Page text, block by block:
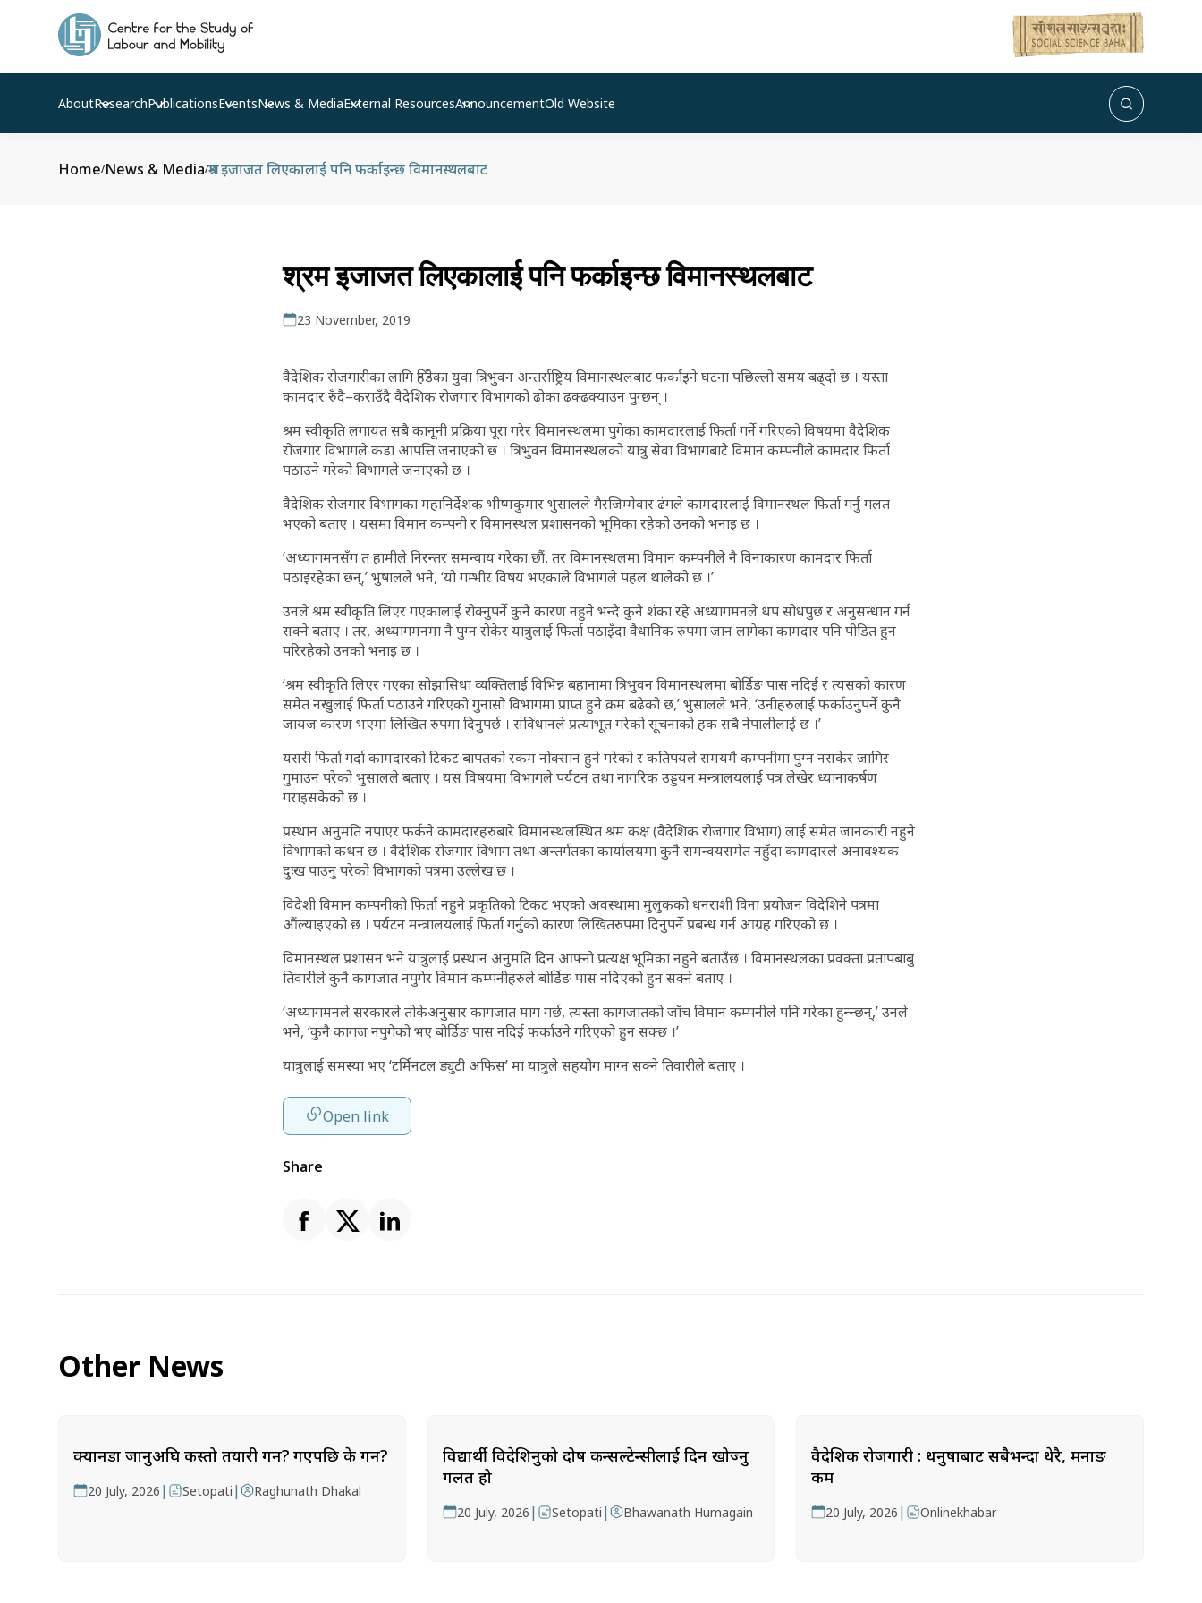
AboutResearchPublicationsEventsNews & MediaExternal ResourcesAnnouncementOld Website
Home/News & Media/श्रम इजाजत लिएकालाई पनि फर्काइन्छ विमानस्थलबाट
श्रम इजाजत लिएकालाई पनि फर्काइन्छ विमानस्थलबाट
23 November, 2019
वैदेशिक रोजगारीका लागि हिँडेका युवा त्रिभुवन अन्तर्राष्ट्रिय विमानस्थलबाट फर्काइने घटना पछिल्लो समय बढ्दो छ । यस्ता
कामदार रुँदै–कराउँदै वैदेशिक रोजगार विभागको ढोका ढक्ढक्याउन पुग्छन् ।
श्रम स्वीकृति लगायत सबै कानूनी प्रक्रिया पूरा गरेर विमानस्थलमा पुगेका कामदारलाई फिर्ता गर्ने गरिएको विषयमा वैदेशिक
रोजगार विभागले कडा आपत्ति जनाएको छ । त्रिभुवन विमानस्थलको यात्रु सेवा विभागबाटै विमान कम्पनीले कामदार फिर्ता
पठाउने गरेको विभागले जनाएको छ ।
वैदेशिक रोजगार विभागका महानिर्देशक भीष्मकुमार भुसालले गैरजिम्मेवार ढंगले कामदारलाई विमानस्थल फिर्ता गर्नु गलत
भएको बताए । यसमा विमान कम्पनी र विमानस्थल प्रशासनको भूमिका रहेको उनको भनाइ छ ।
‘अध्यागमनसँग त हामीले निरन्तर समन्वाय गरेका छौं, तर विमानस्थलमा विमान कम्पनीले नै विनाकारण कामदार फिर्ता
पठाइरहेका छन्,’ भुषालले भने, ‘यो गम्भीर विषय भएकाले विभागले पहल थालेको छ ।’
उनले श्रम स्वीकृति लिएर गएकालाई रोक्नुपर्ने कुनै कारण नहुने भन्दै कुनै शंका रहे अध्यागमनले थप सोधपुछ र अनुसन्धान गर्न
सक्ने बताए । तर, अध्यागमनमा नै पुग्न रोकेर यात्रुलाई फिर्ता पठाइँदा वैधानिक रुपमा जान लागेका कामदार पनि पीडित हुन
परिरहेको उनको भनाइ छ ।
‘श्रम स्वीकृति लिएर गएका सोझासिधा व्यक्तिलाई विभिन्न बहानामा त्रिभुवन विमानस्थलमा बोर्डिङ पास नदिई र त्यसको कारण
समेत नखुलाई फिर्ता पठाउने गरिएको गुनासो विभागमा प्राप्त हुने क्रम बढेको छ,’ भुसालले भने, ‘उनीहरुलाई फर्काउनुपर्ने कुनै
जायज कारण भएमा लिखित रुपमा दिनुपर्छ । संविधानले प्रत्याभूत गरेको सूचनाको हक सबै नेपालीलाई छ ।’
यसरी फिर्ता गर्दा कामदारको टिकट बापतको रकम नोक्सान हुने गरेको र कतिपयले समयमै कम्पनीमा पुग्न नसकेर जागिर
गुमाउन परेको भुसालले बताए । यस विषयमा विभागले पर्यटन तथा नागरिक उड्डयन मन्त्रालयलाई पत्र लेखेर ध्यानाकर्षण
गराइसकेको छ ।
प्रस्थान अनुमति नपाएर फर्कने कामदारहरुबारे विमानस्थलस्थित श्रम कक्ष (वैदेशिक रोजगार विभाग) लाई समेत जानकारी नहुने
विभागको कथन छ । वैदेशिक रोजगार विभाग तथा अन्तर्गतका कार्यालयमा कुनै समन्वयसमेत नहुँदा कामदारले अनावश्यक
दुःख पाउनु परेको विभागको पत्रमा उल्लेख छ ।
विदेशी विमान कम्पनीको फिर्ता नहुने प्रकृतिको टिकट भएको अवस्थामा मुलुकको धनराशी विना प्रयोजन विदेशिने पत्रमा
औंल्याइएको छ । पर्यटन मन्त्रालयलाई फिर्ता गर्नुको कारण लिखितरुपमा दिनुपर्ने प्रबन्ध गर्न आग्रह गरिएको छ ।
विमानस्थल प्रशासन भने यात्रुलाई प्रस्थान अनुमति दिन आफ्नो प्रत्यक्ष भूमिका नहुने बताउँछ । विमानस्थलका प्रवक्ता प्रतापबाबु
तिवारीले कुनै कागजात नपुगेर विमान कम्पनीहरुले बोर्डिङ पास नदिएको हुन सक्ने बताए ।
‘अध्यागमनले सरकारले तोकेअनुसार कागजात माग गर्छ, त्यस्ता कागजातको जाँच विमान कम्पनीले पनि गरेका हुन्न्छन्,’ उनले
भने, ‘कुनै कागज नपुगेको भए बोर्डिङ पास नदिई फर्काउने गरिएको हुन सक्छ ।’
यात्रुलाई समस्या भए ‘टर्मिनटल ड्युटी अफिस’ मा यात्रुले सहयोग माग्न सक्ने तिवारीले बताए ।
Open link
Share
Other News
क्यानडा जानुअघि कस्तो तयारी गर्ने? गएपछि के गर्ने?
20 July, 2026 | Setopati | Raghunath Dhakal
विद्यार्थी विदेशिनुको दोष कन्सल्टेन्सीलाई दिन खोज्नु
गलत हो
20 July, 2026 | Setopati | Bhawanath Humagain
वैदेशिक रोजगारी : धनुषाबाट सबैभन्दा धेरै, मनाङ
कम
20 July, 2026 | Onlinekhabar